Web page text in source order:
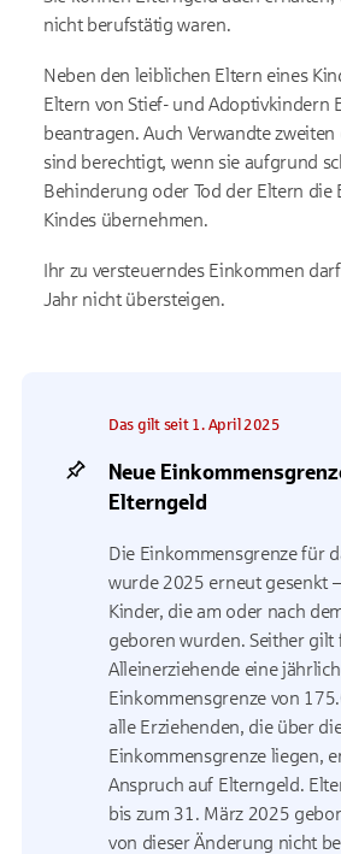
nicht berufstätig waren.
Neben den leiblichen Eltern eines
Eltern von Stief- und Adoptivkindern
beantragen. Auch Verwandte
sind berechtigt, wenn sie aufgrund
Behinderung oder Tod der Eltern die
Kindes übernehmen.
Ihr zu versteuerndes Einkommen
Jahr nicht übersteigen.
Das gilt seit 1. April 2025
Neue
Elterngeld
Die Einkommensgrenze für
wurde 2025 erneut gesenkt
Kinder, die am oder nach
geboren wurden. Seither gilt
Alleinerziehende eine
Einkommensgrenze von
alle Erziehenden, die über
Einkommensgrenze liegen,
Anspruch auf Elterngeld.
bis zum 31. März 2025
von dieser Änderung nicht